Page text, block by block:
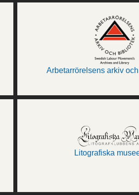
Arbetarrörelsens arkiv
Litografiska